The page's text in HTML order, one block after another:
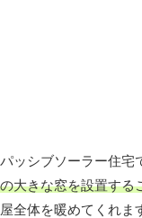
パッシブソーラー住宅
の大きな窓を設置する
屋全体を暖めてくれま